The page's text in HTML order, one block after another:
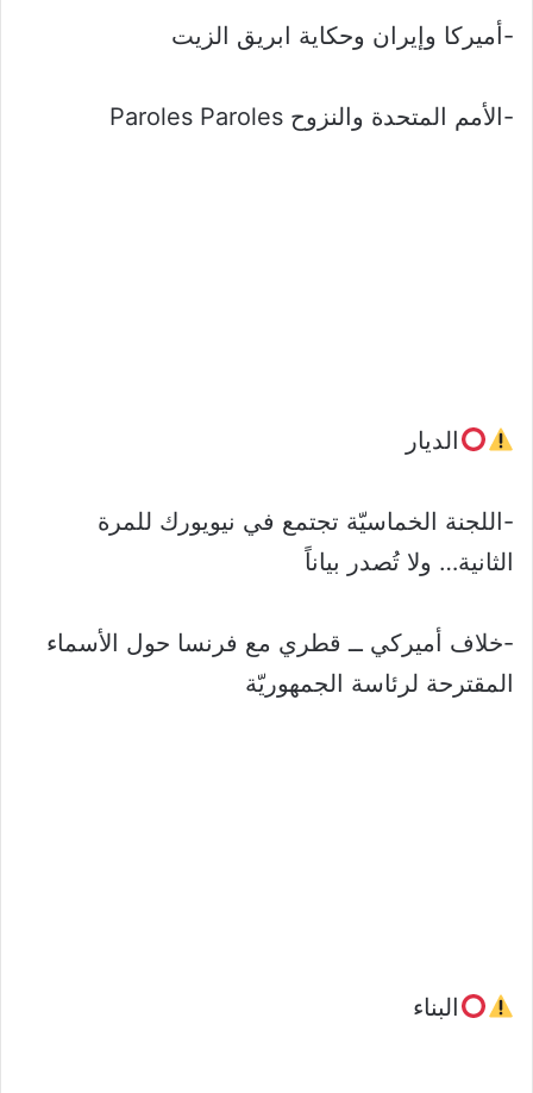
-أميركا وإيران وحكاية ابريق الزيت
-الأمم المتحدة والنزوح Paroles Paroles
الديار
-اللجنة الخماسيّة تجتمع في نيويورك للمرة
الثانية… ولا تُصدر بياناً
-خلاف أميركي ــ قطري مع فرنسا حول الأسماء
المقترحة لرئاسة الجمهوريّة
البناء